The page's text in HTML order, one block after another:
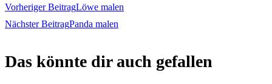
Weitere
ansehen
Vorheriger BeitragLöwe malen
Nächster BeitragPanda malen
Das könnte dir auch gefallen